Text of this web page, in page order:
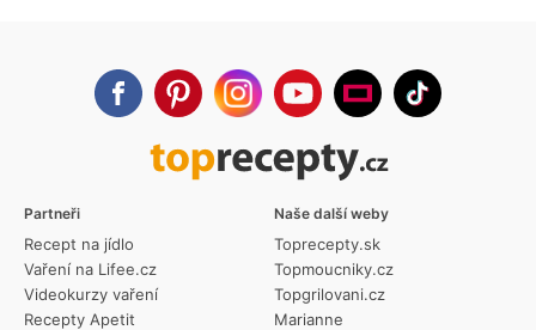
Partneři
Recept na jídlo
Vaření na Lifee.cz
Videokurzy vaření
Recepty Apetit
Naše další weby
Toprecepty.sk
Topmoucniky.cz
Topgrilovani.cz
Marianne